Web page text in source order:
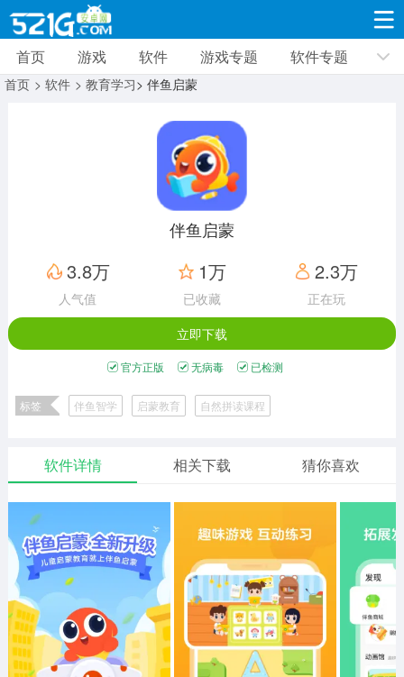
游戏 软件 游戏专题 软件专题 新闻资讯
8693款应用
动作闯关
12964款应用
赛车竞速
3631款应用
卡牌对战
2052款应用
体育运动
1279款应用
手游辅助
1959款应用
二次元
模拟经营
仙侠手游
485款应用
446款应用
34款应用
三国游戏
3934款应用
我的世界
69款应用
像素游戏
700款应用
其他
981款应用
末日游戏
1406款应用
3447款应用
首页 游戏 软件 游戏专题 软件专题
首页 > 软件 > 教育学习> 伴鱼启蒙
伴鱼启蒙
3.8万
人气值
1万
已收藏
2.3万
正在玩
立即下载
官方正版 无病毒 已检测
标签 伴鱼智学 启蒙教育 自然拼读课程
软件详情 相关下载 猜你喜欢